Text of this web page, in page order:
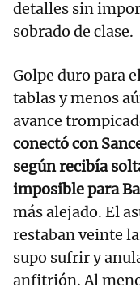
detalles sin
sobrado de clase.
Golpe duro para
tablas y menos
avance
conectó con
según recibía
imposible para
más alejado. El
restaban veinte
supo sufrir y
anfitrión. Al